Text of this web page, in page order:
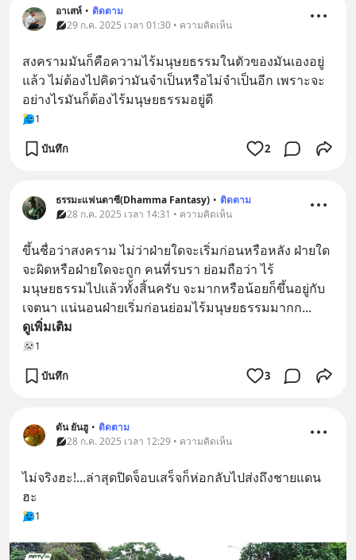
อาเสห์ • ติดตาม
29 ก.ค. 2025 เวลา 01:30 • ความคิดเห็น
สงครามมันก็คือความไร้มนุษยธรรมในตัวของมันเองอยู่
แล้ว ไม่ต้องไปคิดว่ามันจำเป็นหรือไม่จำเป็นอีก เพราะจะ
อย่างไรมันก็ต้องไร้มนุษยธรรมอยู่ดี
1
บันทึก 2
ธรรมะแฟนตาซี(Dhamma Fantasy) • ติดตาม
28 ก.ค. 2025 เวลา 14:31 • ความคิดเห็น
ขึ้นชื่อว่าสงคราม ไม่ว่าฝ่ายใดจะเริ่มก่อนหรือหลัง ฝ่ายใด
จะผิดหรือฝ่ายใดจะถูก คนที่รบรา ย่อมถือว่า ไร้
มนุษยธรรมไปแล้วทั้งสิ้นครับ จะมากหรือน้อยก็ขึ้นอยู่กับ
เจตนา แน่นอนฝ่ายเริ่มก่อนย่อมไร้มนุษยธรรมมากก...
ดูเพิ่มเติม
1
บันทึก 3
ตัน ยันฮู • ติดตาม
28 ก.ค. 2025 เวลา 12:29 • ความคิดเห็น
ไม่จริงฮะ!...ล่าสุดปิดจ็อบเสร็จก็ห่อกลับไปส่งถึงชายแดน
ฮะ
1